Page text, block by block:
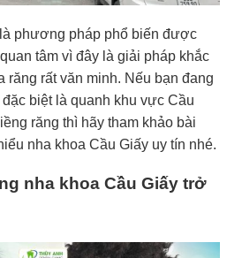
phương pháp phổ biến được
tâm vì đây là giải pháp khắc
răng rất văn minh. Nếu bạn đang
biệt là quanh khu vực Cầu
răng thì hãy tham khảo bài
nha khoa Cầu Giấy uy tín nhé.
nha khoa Cầu Giấy trở